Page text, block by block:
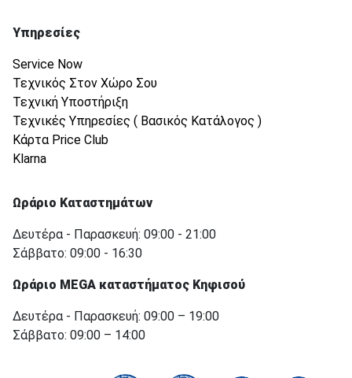
Υπηρεσίες
Service Now
Τεχνικός Στον Χώρο Σου
Τεχνική Υποστήριξη
Τεχνικές Υπηρεσίες ( Βασικός Κατάλογος )
Κάρτα Price Club
Klarna
Ωράριο Καταστημάτων
Δευτέρα - Παρασκευή: 09:00 - 21:00
Σάββατο: 09:00 - 16:30
Ωράριο MEGA καταστήματος Κηφισού
Δευτέρα - Παρασκευή: 09:00 – 19:00
Σάββατο: 09:00 – 14:00